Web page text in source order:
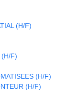
(H/F)
(H/F)
(H/F)
(H/F)